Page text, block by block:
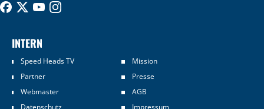
INTERN
Speed Heads TV
Mission
Partner
Presse
Webmaster
AGB
Datenschutz
Impressum